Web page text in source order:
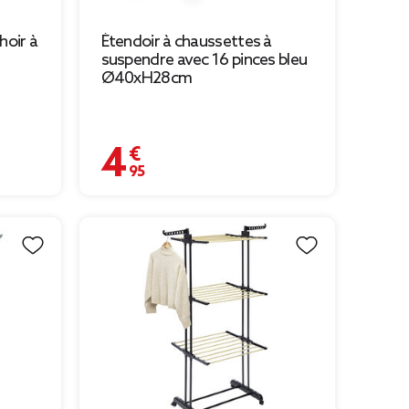
à
Étendoir à chaussettes à
suspendre avec 16 pinces bleu
Ø40xH28cm
4,95 €